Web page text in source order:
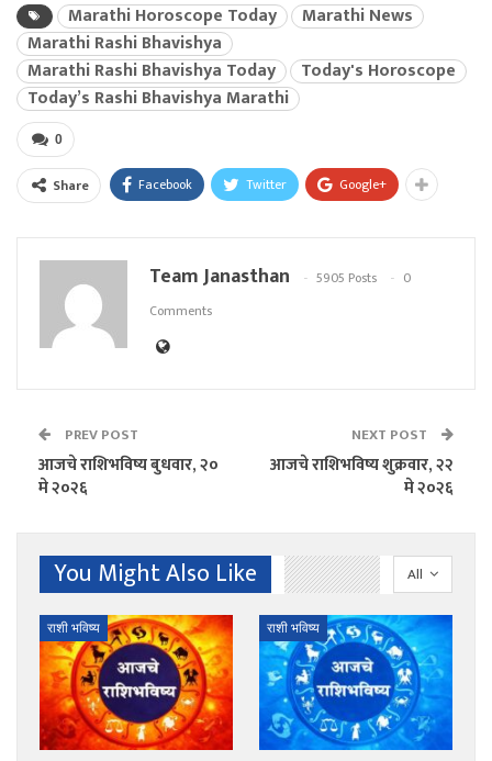
Marathi Horoscope Today
Marathi News
Marathi Rashi Bhavishya
Marathi Rashi Bhavishya Today
Today's Horoscope
Today’s Rashi Bhavishya Marathi
0
Share Facebook Twitter Google+
Team Janasthan 5905 Posts
0
Comments
PREV POST
आजचे राशिभविष्य बुधवार, २०
मे २०२६
NEXT POST
आजचे राशिभविष्य शुक्रवार, २२
मे २०२६
All
You Might Also Like
राशी भविष्य राशी भविष्य